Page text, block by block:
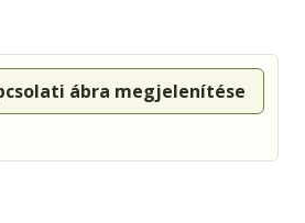
ábra megjelenítése